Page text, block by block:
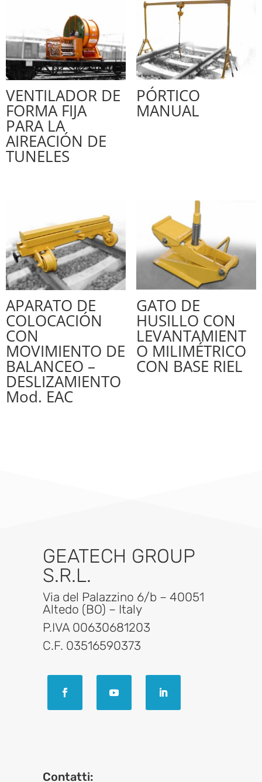
VENTILADOR DE
FORMA FIJA
PARA LA
AIREACIÓN DE
TUNELES
PÓRTICO
MANUAL
APARATO DE
COLOCACIÓN
CON
MOVIMIENTO DE
BALANCEO –
DESLIZAMIENTO
Mod. EAC
GATO DE
HUSILLO CON
LEVANTAMIENT
O MILIMÉTRICO
CON BASE RIEL
GEATECH GROUP
S.R.L.
Via del Palazzino 6/b – 40051
Altedo (BO) – Italy
P.IVA 00630681203
C.F. 03516590373
Contatti: